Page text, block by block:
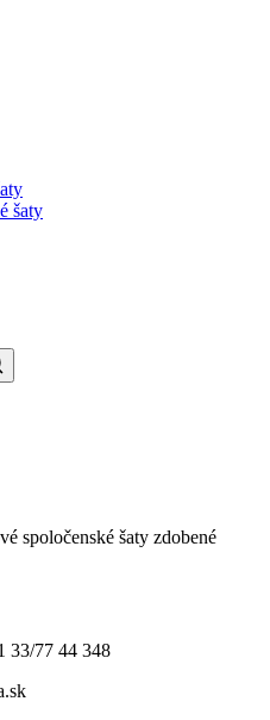
šaty
spoločenské šaty zdobené
33/77 44 348